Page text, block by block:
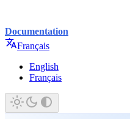
Documentation
Français
English
Français